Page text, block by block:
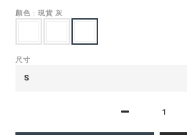
顏色 : 現貨 灰
尺寸